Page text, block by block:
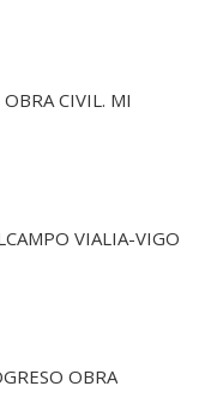
CIVIL. MI
VIALIA-VIGO
OBRA